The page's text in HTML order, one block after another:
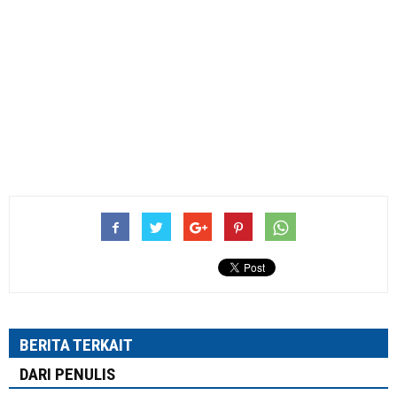
BERITA TERKAIT
DARI PENULIS